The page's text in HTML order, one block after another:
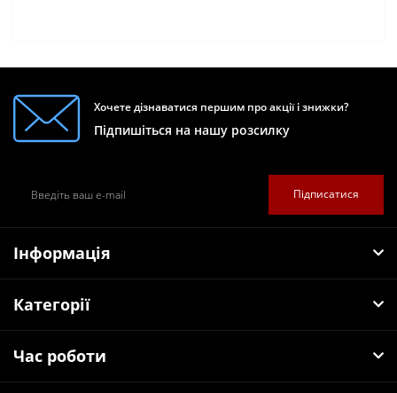
Хочете дізнаватися першим про акції і знижки?
Підпишіться на нашу розсилку
Підписатися
Інформація
Категорії
Час роботи